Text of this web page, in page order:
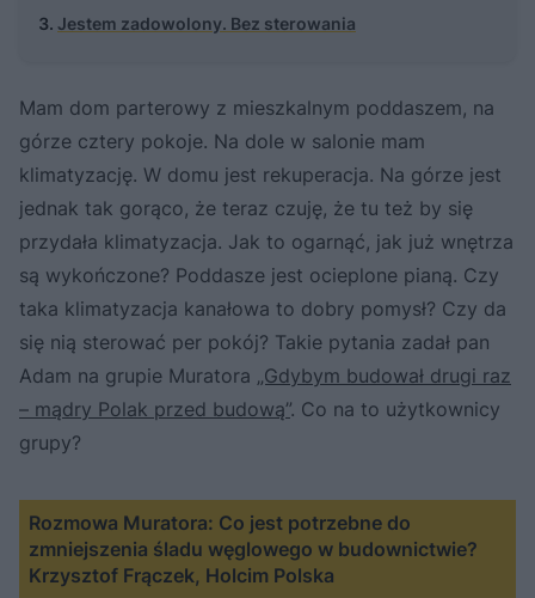
Jestem zadowolony. Bez sterowania
Mam dom parterowy z mieszkalnym poddaszem, na
górze cztery pokoje. Na dole w salonie mam
klimatyzację. W domu jest rekuperacja. Na górze jest
jednak tak gorąco, że teraz czuję, że tu też by się
przydała klimatyzacja. Jak to ogarnąć, jak już wnętrza
są wykończone? Poddasze jest ocieplone pianą. Czy
taka klimatyzacja kanałowa to dobry pomysł? Czy da
się nią sterować per pokój? Takie pytania zadał pan
Adam na grupie Muratora „Gdybym budował drugi raz
– mądry Polak przed budową”. Co na to użytkownicy
grupy?
Rozmowa Muratora: Co jest potrzebne do
zmniejszenia śladu węglowego w budownictwie?
Krzysztof Frączek, Holcim Polska